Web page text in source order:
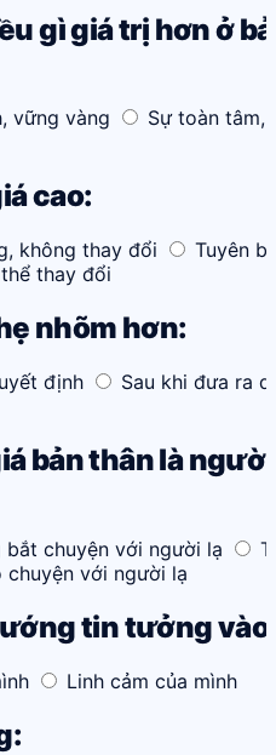
gì giá trị hơn ở
vững vàng
Sự toàn tâm,
cao:
không thay đổi
Tuyên
thay đổi
nhõm hơn:
định
Sau khi đưa ra
bản thân là người
chuyện với người lạ
với người lạ
tin tưởng
Linh cảm của mình